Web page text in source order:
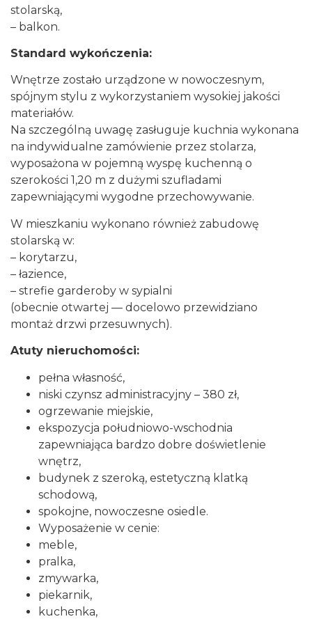
stolarską,
– balkon.
Standard wykończenia:
Wnętrze zostało urządzone w nowoczesnym,
spójnym stylu z wykorzystaniem wysokiej jakości
materiałów.
Na szczególną uwagę zasługuje kuchnia wykonana
na indywidualne zamówienie przez stolarza,
wyposażona w pojemną wyspę kuchenną o
szerokości 1,20 m z dużymi szufladami
zapewniającymi wygodne przechowywanie.
W mieszkaniu wykonano również zabudowę
stolarską w:
– korytarzu,
– łazience,
– strefie garderoby w sypialni
(obecnie otwartej — docelowo przewidziano
montaż drzwi przesuwnych).
Atuty nieruchomości:
pełna własność,
niski czynsz administracyjny – 380 zł,
ogrzewanie miejskie,
ekspozycja południowo-wschodnia
zapewniająca bardzo dobre doświetlenie
wnętrz,
budynek z szeroką, estetyczną klatką
schodową,
spokojne, nowoczesne osiedle.
Wyposażenie w cenie:
meble,
pralka,
zmywarka,
piekarnik,
kuchenka,